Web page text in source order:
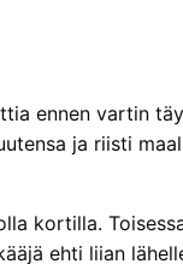
ennen vartin
ja riisti
kortilla.
ehti liian